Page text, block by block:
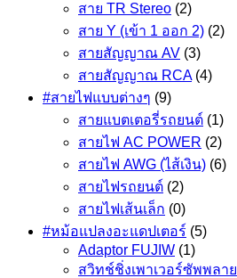
สาย TR Stereo (2)
สาย Y (เข้า 1 ออก 2) (2)
สายสัญญาณ AV (3)
สายสัญญาณ RCA (4)
#สายไฟแบบต่างๆ (9)
สายแบตเตอรี่รถยนต์ (1)
สายไฟ AC POWER (2)
สายไฟ AWG (ไส้เงิน) (6)
สายไฟรถยนต์ (2)
สายไฟเส้นเล็ก (0)
#หม้อแปลงอะแดปเตอร์ (5)
Adaptor FUJIW (1)
สวิทช์ชิ่งเพาเวอร์ซัพพลาย